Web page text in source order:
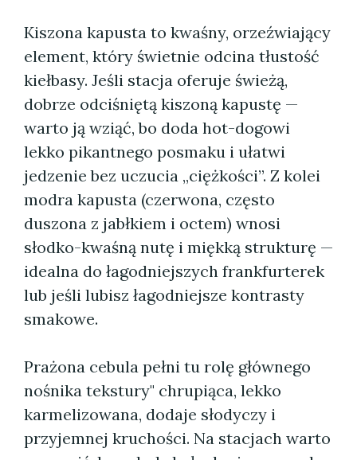
Kiszona kapusta to kwaśny, orzeźwiający
element, który świetnie odcina tłustość
kiełbasy. Jeśli stacja oferuje świeżą,
dobrze odciśniętą kiszoną kapustę —
warto ją wziąć, bo doda hot-dogowi
lekko pikantnego posmaku i ułatwi
jedzenie bez uczucia „ciężkości”. Z kolei
modra kapusta (czerwona, często
duszona z jabłkiem i octem) wnosi
słodko-kwaśną nutę i miękką strukturę —
idealna do łagodniejszych frankfurterek
lub jeśli lubisz łagodniejsze kontrasty
smakowe.
Prażona cebula pełni tu rolę głównego
nośnika tekstury" chrupiąca, lekko
karmelizowana, dodaje słodyczy i
przyjemnej kruchości. Na stacjach warto